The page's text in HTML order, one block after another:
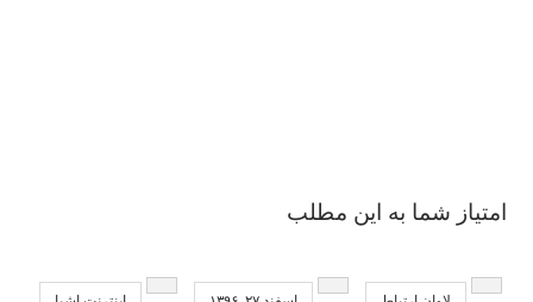
امتیاز شما به این مطلب